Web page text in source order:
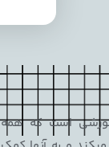
است که همه